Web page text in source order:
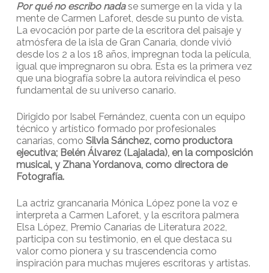
Por qué no escribo nadase sumerge en la vida y la
mente de Carmen Laforet, desde su punto de vista.
La evocación por parte de la escritora del paisaje y
atmósfera de la isla de Gran Canaria, donde vivió
desde los 2 a los 18 años, impregnan toda la película,
igual que impregnaron su obra. Esta es la primera vez
que una biografía sobre la autora reivindica el peso
fundamental de su universo canario.
Dirigido por Isabel Fernández, cuenta con un equipo
técnico y artístico formado por profesionales
canarias, como Silvia Sánchez, como productora
ejecutiva; Belén Álvarez (Lajalada), en la composición
musical, y Zhana Yordanova, como directora de
Fotografía.
La actriz grancanaria Mónica López pone la voz e
interpreta a Carmen Laforet, y la escritora palmera
Elsa López, Premio Canarias de Literatura 2022,
participa con su testimonio, en el que destaca su
valor como pionera y su trascendencia como
inspiración para muchas mujeres escritoras y artistas.